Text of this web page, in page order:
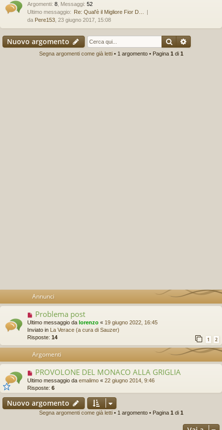
Argomenti: 8 Messaggi: 52
Ultimo messaggio: Re: Qual'è il Migliore Fior D…
da Pere153 , 23 giugno 2017, 15:08
Nuovo argomento Cerca
Segna argomenti come già letti• 1 argomento • Pagina 1 di 1
Annunci
Problema post
Ultimo messaggio da lorenzo « 19 giugno 2022, 16:45
Inviato in La Verace (a cura di Sauzer)
Risposte: 14 1 2
Argomenti
PROVOLONE DEL MONACO ALLA GRIGLIA
Ultimo messaggio da emalimo « 22 giugno 2014, 9:46
Risposte: 6
Nuovo argomento
Segna argomenti come già letti• 1 argomento • Pagina 1 di 1